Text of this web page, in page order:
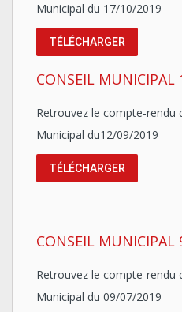
Municipal du 17/10/2019
TÉLÉCHARGER
CONSEIL MUNICIPAL
Retrouvez le compte-rendu
Municipal du12/09/2019
TÉLÉCHARGER
CONSEIL MUNICIPAL
Retrouvez le compte-rendu
Municipal du 09/07/2019